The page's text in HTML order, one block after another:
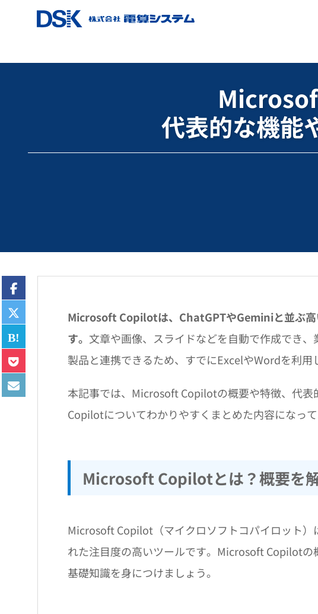
代表的な機能
Microsoft Copilotは、ChatGPTやGeminiと並ぶ
す。 文章や画像、スライドなどを自動で作成でき
製品と連携できるため、すでにExcelやWordを利用
本記事では、Microsoft Copilotの概要や特徴、代
Copilotについてわかりやすくまとめた内容になっ
Microsoft Copilotとは？概要を
Microsoft Copilot（マイクロソフトコパイロット
れた注目度の高いツールです。Microsoft Copilotの
基礎知識を身につけましょう。